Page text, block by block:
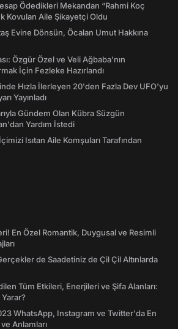
Ödedikleri Mekandan “Rahmi Koç
Kovulan Aile Şikayetçi Oldu
Evine Dönsün, Öcalan Umut Hakkına
Özgür Özel ve Veli Ağbaba’nın
İçin Fezleke Hazırlandı
Hızla İlerleyen 20'den Fazla Dev UFO'yu
Yayınladı
Gündem Olan Kübra Süzgün
Yardım İstedi
Isıtan Aile Komşuları Tarafından
En Özel Romantik, Duygusal ve Resimli
de Saadetiniz de Çil Çil Altınlarda
Tüm Etkileri, Enerjileri ve Şifa Alanları:
WhatsApp, Instagram ve Twitter'da En
Anlamları